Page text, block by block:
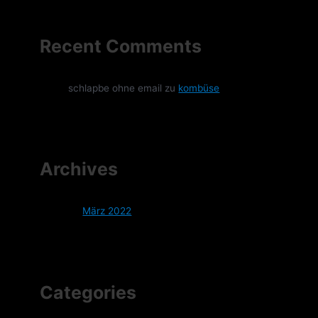
Recent Comments
schlapbe ohne email zu kombüse
Archives
März 2022
Categories